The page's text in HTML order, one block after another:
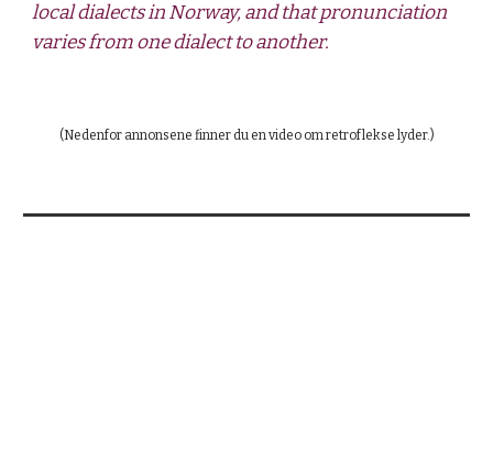
local dialects in Norway, and that pronunciation
varies from one dialect to another.
(Nedenfor annonsene finner du en video om retroflekse lyder.)